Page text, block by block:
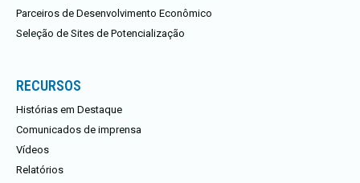
Parceiros de Desenvolvimento Econômico
Seleção de Sites de Potencialização
RECURSOS
Histórias em Destaque
Comunicados de imprensa
Vídeos
Relatórios